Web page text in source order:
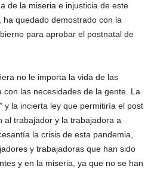
de la miseria e injusticia de este
quedado demostrado con la
para aprobar el postnatal de
no le importa la vida de las
con las necesidades de la gente. La
y la incierta ley que permitiría el post
al trabajador y la trabajadora a
la crisis de esta pandemia,
y trabajadoras que han sido
y en la miseria, ya que no se han